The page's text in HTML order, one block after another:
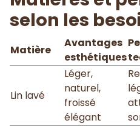
selon les
Matière
Avantages
esthétiques
Lin lavé
Léger,
naturel,
froissé
élégant